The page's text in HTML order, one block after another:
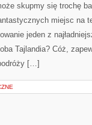
skupmy się trochę
miejsc na
jeden z
Tajlandia? Cóż,
[…]